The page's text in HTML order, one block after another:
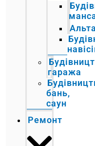
гаража
бань,
саун
Ремонт